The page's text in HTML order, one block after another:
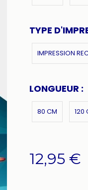
TYPE
IMPRESSION
LONGUEUR :
80 CM 120
12,95 €